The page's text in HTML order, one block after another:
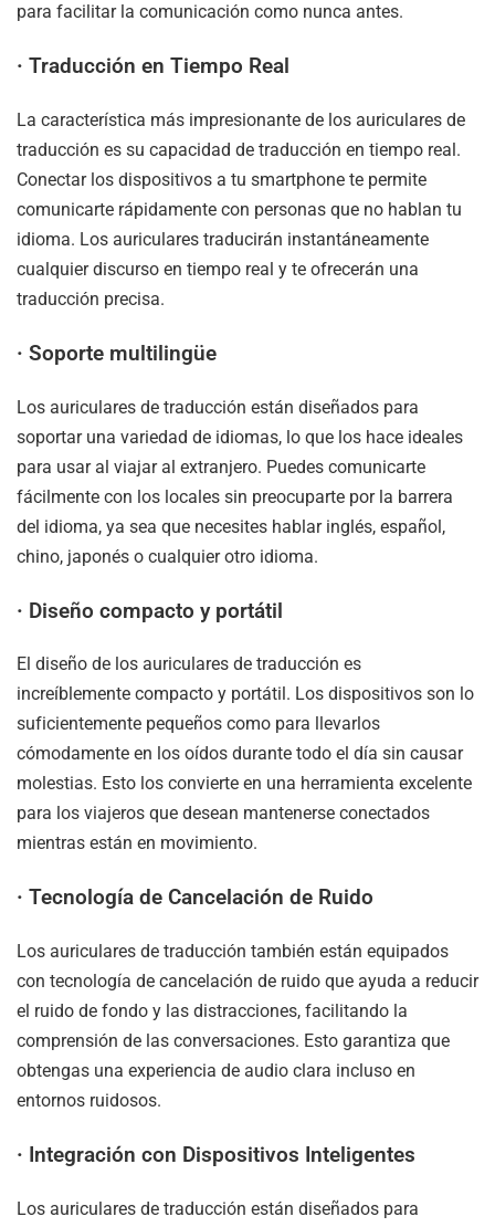
para facilitar la comunicación como nunca antes.
· Traducción en Tiempo Real
La característica más impresionante de los auriculares de
traducción es su capacidad de traducción en tiempo real.
Conectar los dispositivos a tu smartphone te permite
comunicarte rápidamente con personas que no hablan tu
idioma. Los auriculares traducirán instantáneamente
cualquier discurso en tiempo real y te ofrecerán una
traducción precisa.
· Soporte multilingüe
Los auriculares de traducción están diseñados para
soportar una variedad de idiomas, lo que los hace ideales
para usar al viajar al extranjero. Puedes comunicarte
fácilmente con los locales sin preocuparte por la barrera
del idioma, ya sea que necesites hablar inglés, español,
chino, japonés o cualquier otro idioma.
· Diseño compacto y portátil
El diseño de los auriculares de traducción es
increíblemente compacto y portátil. Los dispositivos son lo
suficientemente pequeños como para llevarlos
cómodamente en los oídos durante todo el día sin causar
molestias. Esto los convierte en una herramienta excelente
para los viajeros que desean mantenerse conectados
mientras están en movimiento.
· Tecnología de Cancelación de Ruido
Los auriculares de traducción también están equipados
con tecnología de cancelación de ruido que ayuda a reducir
el ruido de fondo y las distracciones, facilitando la
comprensión de las conversaciones. Esto garantiza que
obtengas una experiencia de audio clara incluso en
entornos ruidosos.
· Integración con Dispositivos Inteligentes
Los auriculares de traducción están diseñados para